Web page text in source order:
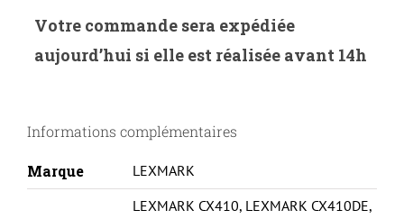
HYBRIDE-
L.802HM-
80C2HM0-
Votre commande sera expédiée
aujourd’hui si elle est réalisée avant 14h
Informations complémentaires
Marque LEXMARK
LEXMARK CX410, LEXMARK CX410DE,